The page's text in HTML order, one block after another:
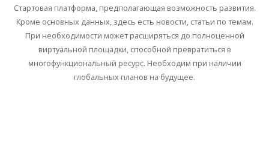
Стартовая платформа, предполагающая возможность развития.
Кроме основных данных, здесь есть новости, статьи по темам.
При необходимости может расширяться до полноценной
виртуальной площадки, способной превратиться в
многофункциональный ресурс. Необходим при наличии
глобальных планов на будущее.